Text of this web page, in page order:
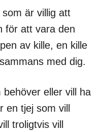
är villig att
för att vara den
av kille, en kille
med dig.
eller vill ha
tjej som vill
troligtvis vill